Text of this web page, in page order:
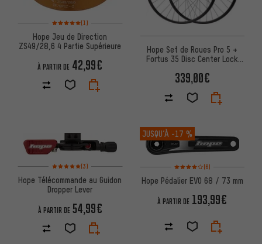
Note moyenne : 5 sur 5 d'après 1 avis
(1)
Hope Jeu de Direction
ZS49/28,6 4 Partie Supérieure
À PARTIR DE 42,99€
Hope Set de Roues Pro 5 +
Fortus 35 Disc Center Lock
339,00€
Note moyenne : 5 sur 5 d'après 3 avis
(3)
Hope Télécommande au Guidon
Dropper Lever
À PARTIR DE 54,99€
JUSQU’À -17 %
Note moyenne : 4 sur 5
(6)
Hope Pédalier EVO 68 / 73 mm
À PARTIR DE 193,99€